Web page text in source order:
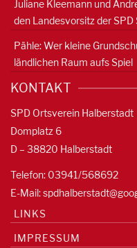
Juliane Kleemann und
den Landesvorsitz der
Pähle: Wer kleine
ländlichen Raum aufs Spiel
KONTAKT
SPD Ortsverein Halberstadt
Domplatz 6
D – 38820 Halberstadt
Telefon: 03941/568692
E-Mail:
LINKS
IMPRESSUM